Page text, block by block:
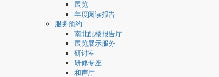
展览
年度阅读报告
服务预约
南北配楼报告厅
展览展示服务
研讨室
研修专座
和声厅